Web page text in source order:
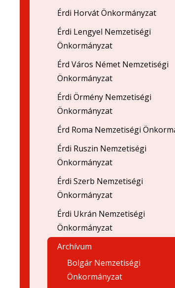
Érdi Horvát Önkormányzat
Érdi Lengyel Nemzetiségi
Önkormányzat
Érd Város Német Nemzetiségi
Önkormányzat
Érdi Örmény Nemzetiségi
Önkormányzat
Érd Roma Nemzetiségi
Érdi Ruszin Nemzetiségi
Önkormányzat
Érdi Szerb Nemzetiségi
Önkormányzat
Érdi Ukrán Nemzetiségi
Önkormányzat
Archívum
Bolgár Nemzetiségi
Önkormányzat